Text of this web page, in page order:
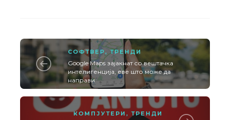
СОФТВЕР ,ТРЕНДИ
Google Maps зајакнат со вештачка
интелигенција, еве што може да
направи
КОМПЈУТЕРИ , ТРЕНДИ